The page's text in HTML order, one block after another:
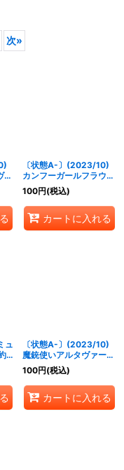
次»
〔状態A-〕(2023/10)
カンフーガールフラウ
【R】{BS65-025}
《緑》
100円(税込)
カートに入れる
ュ
〔状態A-〕(2023/10)
魔銃使いアルタヴァール
【R】{BS65-012}
《紫》
100円(税込)
カートに入れる